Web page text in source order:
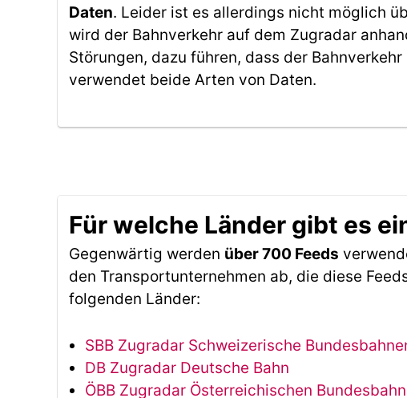
Daten. Leider ist es allerdings nicht möglich
wird der Bahnverkehr auf dem Zugradar
Störungen, dazu führen, dass der
verwendet beide Arten von Daten.
Für welche Länder gibt es
Gegenwärtig werden über 700 Feeds
den Transportunternehmen ab, die diese
folgenden Länder:
SBB Zugradar Schweizerische
DB Zugradar Deutsche Bahn
ÖBB Zugradar Österreichischen